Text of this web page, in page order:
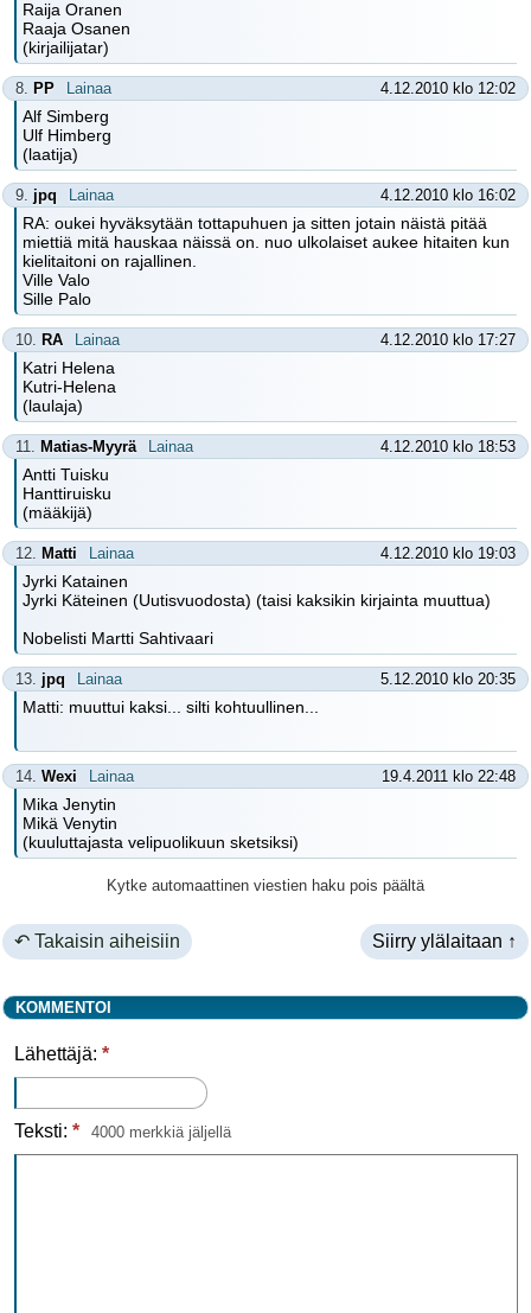
Raija Oranen
Raaja Osanen
(kirjailijatar)
8. PP Lainaa 4.12.2010 klo 12:02
Alf Simberg
Ulf Himberg
(laatija)
9. jpq Lainaa 4.12.2010 klo 16:02
RA: oukei hyväksytään tottapuhuen ja sitten jotain näistä pitää
miettiä mitä hauskaa näissä on. nuo ulkolaiset aukee hitaiten kun
kielitaitoni on rajallinen.
Ville Valo
Sille Palo
10. RA Lainaa 4.12.2010 klo 17:27
Katri Helena
Kutri-Helena
(laulaja)
11. Matias-Myyrä Lainaa 4.12.2010 klo 18:53
Antti Tuisku
Hanttiruisku
(määkijä)
12. Matti Lainaa 4.12.2010 klo 19:03
Jyrki Katainen
Jyrki Käteinen (Uutisvuodosta) (taisi kaksikin kirjainta muuttua)
Nobelisti Martti Sahtivaari
13. jpq Lainaa 5.12.2010 klo 20:35
Matti: muuttui kaksi... silti kohtuullinen...
14. Wexi Lainaa 19.4.2011 klo 22:48
Mika Jenytin
Mikä Venytin
(kuuluttajasta velipuolikuun sketsiksi)
Kytke automaattinen viestien haku pois päältä
↶ Takaisin aiheisiin Siirry ylälaitaan ↑
KOMMENTOI
Lähettäjä: *
Teksti: * 4000 merkkiä jäljellä